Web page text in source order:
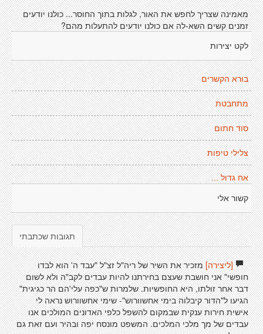
מאמינה שצריך לחפש את האור, לגלות בתוך החוסר... כולנו יודעים
זמנים קשים השא-לה אם כולנו יודעים להתעלות מהם?
לקט יצירות
בורא הקשרים
מתחבטת
סוד חתום
צלילי טיפות
אח גדול ...
קשור אלי
תגובות שכתבתי
[ליצירה]מזכיר את השיר של ריה"ל זצ"ל "עבד ה' הוא לבדו
חופשי" אני חושבת שעצם בחירתנו להיות עבדים לקב"ה ולא לשום
דבר אחר זולתו, היא החופשיות. שלמרות ש"כפה עלי'הם הר כגיגית"
הגיעו ל"הדור קיבלוה בימי אחשוורוש"- שימי אחשוורוש נראה לי
אישית חירות ענקית שבמקום להשפל כלפי האדונים המולכים אנו
עבדים של מך מלכי המלכים. המשפט מונסח יפה ובהיר ועם זאת גם